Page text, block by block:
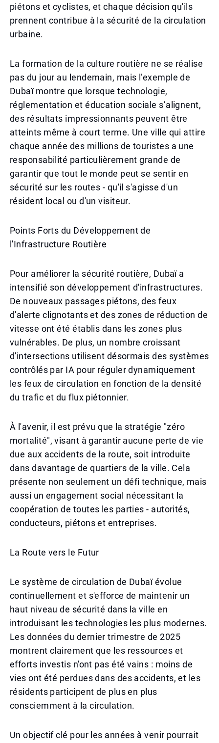
piétons et cyclistes, et chaque décision qu'ils
prennent contribue à la sécurité de la circulation
urbaine.
La formation de la culture routière ne se réalise
pas du jour au lendemain, mais l’exemple de
Dubaï montre que lorsque technologie,
réglementation et éducation sociale s’alignent,
des résultats impressionnants peuvent être
atteints même à court terme. Une ville qui attire
chaque année des millions de touristes a une
responsabilité particulièrement grande de
garantir que tout le monde peut se sentir en
sécurité sur les routes - qu'il s'agisse d'un
résident local ou d'un visiteur.
Points Forts du Développement de
l'Infrastructure Routière
Pour améliorer la sécurité routière, Dubaï a
intensifié son développement d'infrastructures.
De nouveaux passages piétons, des feux
d'alerte clignotants et des zones de réduction de
vitesse ont été établis dans les zones plus
vulnérables. De plus, un nombre croissant
d'intersections utilisent désormais des systèmes
contrôlés par IA pour réguler dynamiquement
les feux de circulation en fonction de la densité
du trafic et du flux piétonnier.
À l'avenir, il est prévu que la stratégie "zéro
mortalité", visant à garantir aucune perte de vie
due aux accidents de la route, soit introduite
dans davantage de quartiers de la ville. Cela
présente non seulement un défi technique, mais
aussi un engagement social nécessitant la
coopération de toutes les parties - autorités,
conducteurs, piétons et entreprises.
La Route vers le Futur
Le système de circulation de Dubaï évolue
continuellement et s'efforce de maintenir un
haut niveau de sécurité dans la ville en
introduisant les technologies les plus modernes.
Les données du dernier trimestre de 2025
montrent clairement que les ressources et
efforts investis n'ont pas été vains : moins de
vies ont été perdues dans des accidents, et les
résidents participent de plus en plus
consciemment à la circulation.
Un objectif clé pour les années à venir pourrait